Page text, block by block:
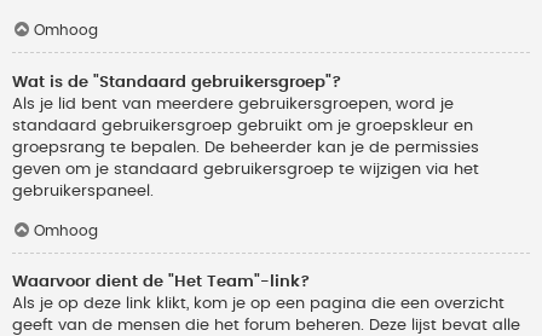
Omhoog
Wat is de "Standaard gebruikersgroep"?
Als je lid bent van meerdere gebruikersgroepen, word je
standaard gebruikersgroep gebruikt om je groepskleur en
groepsrang te bepalen. De beheerder kan je de permissies
geven om je standaard gebruikersgroep te wijzigen via het
gebruikerspaneel.
Omhoog
Waarvoor dient de "Het Team"-link?
Als je op deze link klikt, kom je op een pagina die een overzicht
geeft van de mensen die het forum beheren. Deze lijst bevat alle